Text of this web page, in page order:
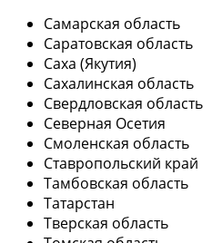
Самарская область
Саратовская область
Саха (Якутия)
Сахалинская область
Свердловская область
Северная Осетия
Смоленская область
Ставропольский край
Тамбовская область
Татарстан
Тверская область